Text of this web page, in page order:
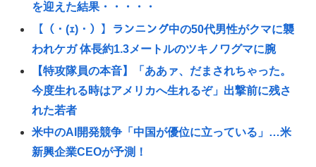
を迎えた結果・・・・・
【（・(ｪ)・）】ランニング中の50代男性がクマに襲
われケガ 体長約1.3メートルのツキノワグマに腕
【特攻隊員の本音】「ああァ、だまされちゃった。
今度生れる時はアメリカへ生れるぞ」出撃前に残さ
れた若者
米中のAI開発競争「中国が優位に立っている」…米
新興企業CEOが予測！